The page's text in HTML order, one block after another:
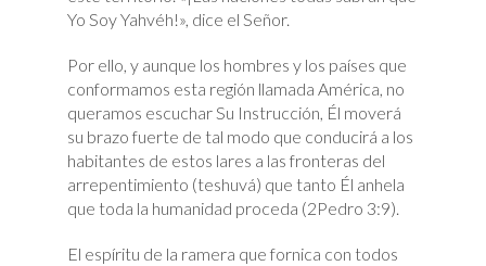
Yo Soy Yahvéh!», dice el Señor.
Por ello, y aunque los hombres y los países que
conformamos esta región llamada América, no
queramos escuchar Su Instrucción, Él moverá
su brazo fuerte de tal modo que conducirá a los
habitantes de estos lares a las fronteras del
arrepentimiento (teshuvá) que tanto Él anhela
que toda la humanidad proceda (2Pedro 3:9).
El espíritu de la ramera que fornica con todos